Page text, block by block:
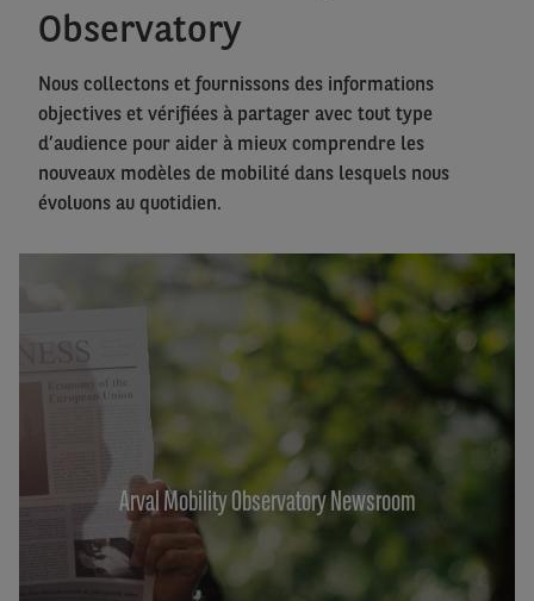
Observatory
Nous collectons et fournissons des informations
objectives et vérifiées à partager avec tout type
d’audience pour aider à mieux comprendre les
nouveaux modèles de mobilité dans lesquels nous
évoluons au quotidien.
Arval Mobility Observatory Newsroom